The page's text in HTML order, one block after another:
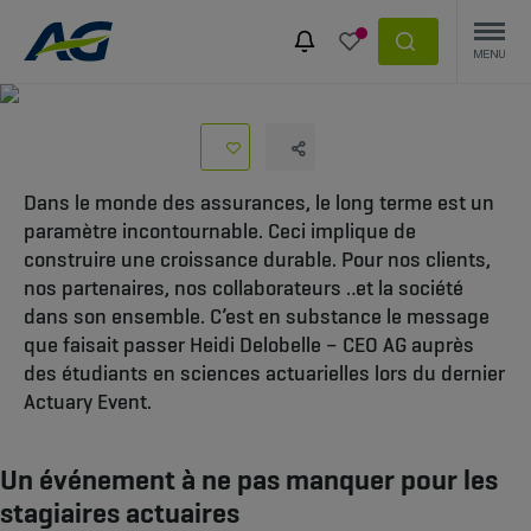
Dans le monde des assurances, le long terme est un
paramètre incontournable. Ceci implique de
construire une croissance durable. Pour nos clients,
nos partenaires, nos collaborateurs … et la société
dans son ensemble. C’est en substance le message
que faisait passer Heidi Delobelle – CEO AG auprès
des étudiants en sciences actuarielles lors du dernier
Actuary Event.
Un événement à ne pas manquer pour les
stagiaires actuaires